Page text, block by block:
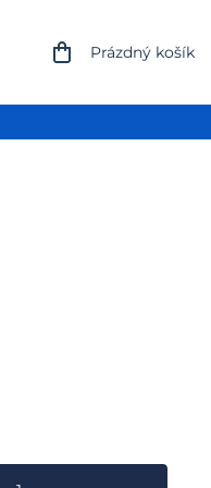
NÁKUPNÍ
Prázdný košík